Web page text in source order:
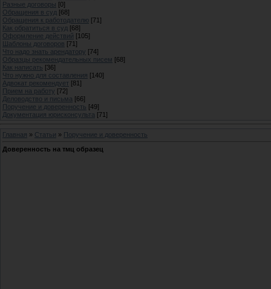
Разные договоры [0]
Обращения в суд [68]
Обращения к работодателю [71]
Как обратиться в суд [68]
Оформление действий [105]
Шаблоны договоров [71]
Что надо знать арендатору [74]
Образцы рекомендательных писем [68]
Как написать [36]
Что нужно для составления [140]
Адвокат рекомендует [81]
Прием на работу [72]
Деловодство и письма [66]
Поручение и доверенность [49]
Документация юрисконсульта [71]
Главная » Статьи » Поручение и доверенность
Доверенность на тмц образец